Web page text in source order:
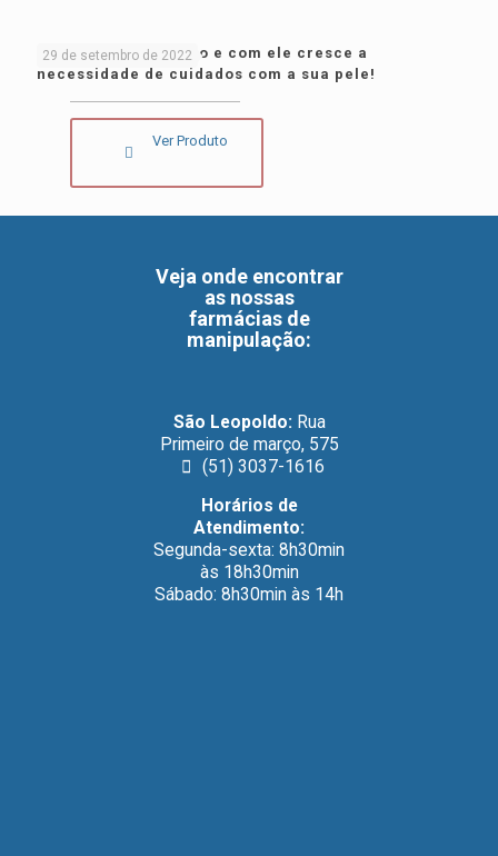
29 de setembro de 2022
O calor está voltando e com ele cresce a
necessidade de cuidados com a sua pele!
Ver Produto
Veja onde encontrar
as nossas
farmácias de
manipulação:
São Leopoldo: Rua
Primeiro de março, 575
(51) 3037-1616
Horários de
Atendimento:
Segunda-sexta: 8h30min
às 18h30min
Sábado: 8h30min às 14h